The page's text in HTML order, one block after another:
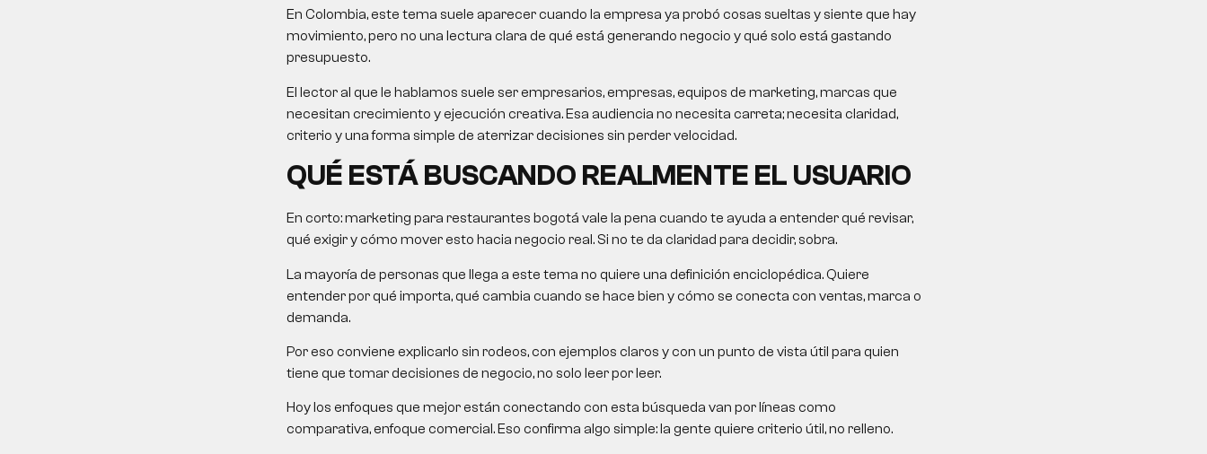
En Colombia, este tema suele aparecer cuando la empresa ya probó cosas sueltas y siente que hay
movimiento, pero no una lectura clara de qué está generando negocio y qué solo está gastando
presupuesto.
El lector al que le hablamos suele ser empresarios, empresas, equipos de marketing, marcas que
necesitan crecimiento y ejecución creativa. Esa audiencia no necesita carreta; necesita claridad,
criterio y una forma simple de aterrizar decisiones sin perder velocidad.
QUÉ ESTÁ BUSCANDO REALMENTE EL USUARIO
En corto:marketing para restaurantes bogotá vale la pena cuando te ayuda a entender qué revisar,
qué exigir y cómo mover esto hacia negocio real. Si no te da claridad para decidir, sobra.
La mayoría de personas que llega a este tema no quiere una definición enciclopédica. Quiere
entender por qué importa, qué cambia cuando se hace bien y cómo se conecta con ventas, marca o
demanda.
Por eso conviene explicarlo sin rodeos, con ejemplos claros y con un punto de vista útil para quien
tiene que tomar decisiones de negocio, no solo leer por leer.
Hoy los enfoques que mejor están conectando con esta búsqueda van por líneas como
comparativa, enfoque comercial. Eso confirma algo simple: la gente quiere criterio útil, no relleno.